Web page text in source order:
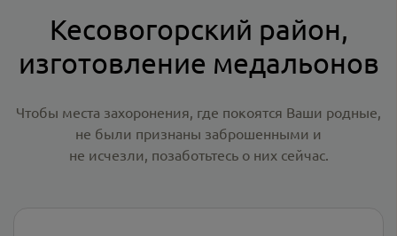
Кесовогорский район,
изготовление медальонов
Чтобы места захоронения, где покоятся Ваши родные,
не были признаны заброшенными и
не исчезли, позаботьтесь о них сейчас.